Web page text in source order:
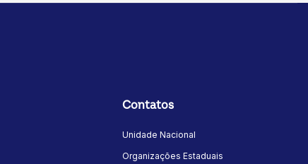
Contatos
Unidade Nacional
Organizações Estaduais